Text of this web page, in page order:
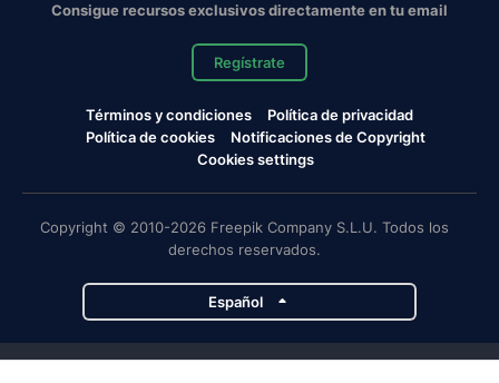
Consigue recursos exclusivos directamente en tu email
Regístrate
Términos y condiciones
Política de privacidad
Política de cookies
Notificaciones de Copyright
Cookies settings
Copyright © 2010-2026 Freepik Company S.L.U. Todos los
derechos reservados.
Español